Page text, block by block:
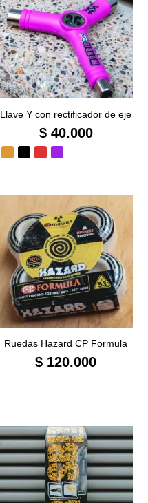
Llave Y con rectificador de eje
$40.000
Ruedas Hazard CP Formula
$ 120.000